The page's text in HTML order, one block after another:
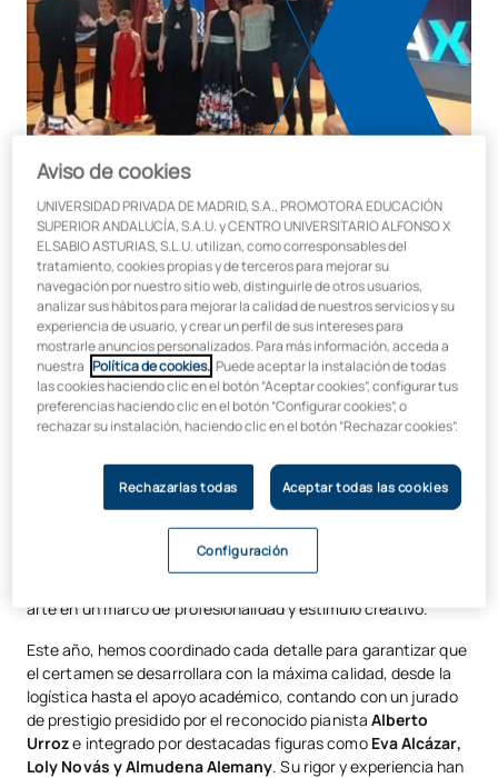
La Universidad Alfonso X el Sabio
celebra el éxito del XI Certamen
EPTA España
En la Universidad Alfonso X el Sabio estamos orgullosos de
haber acogido, una vez más, elXI Certamen de la
, un evento que refuerza nuestra posición como
institución referente en la formación y promoción de jóvenes
talentos musicales. Desde nuestras modernas instalaciones
trabajado para ofrecer un entorno excepcional donde 31
arte en un marco de profesionalidad y estímulo creativo.
Este año, hemos coordinado cada detalle para garantizar que
el certamen se desarrollara con la máxima calidad, desde la
logística hasta el apoyo académico, contando con un jurado
de prestigio presidido por el reconocido pianista Alberto
Urroze integrado por destacadas figuras como Eva Alcázar,
Loly Novás y Almudena Alemany. Su rigor y experiencia han
Aviso de cookies
UNIVERSIDAD PRIVADA DE MADRID, S.A., PROMOTORA EDUCACIÓN
SUPERIOR ANDALUCÍA, S.A.U. y CENTRO UNIVERSITARIO ALFONSO X
EL SABIO ASTURIAS, S.L.U. utilizan, como corresponsables del
tratamiento, cookies propias y de terceros para mejorar su
navegación por nuestro sitio web, distinguirle de otros usuarios,
analizar sus hábitos para mejorar la calidad de nuestros servicios y su
experiencia de usuario, y crear un perfil de sus intereses para
mostrarle anuncios personalizados. Para más información, acceda a
nuestra Política de cookies. . Puede aceptar la instalación de todas
las cookies haciendo clic en el botón “Aceptar cookies”, configurar tus
preferencias haciendo clic en el botón “Configurar cookies”, o
rechazar su instalación, haciendo clic en el botón “Rechazar cookies”.
Rechazarlas todas Aceptar todas las cookies
Configuración